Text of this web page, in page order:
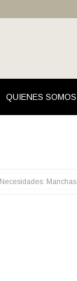
QUIENES SOMOS
Necesidades: Manchas